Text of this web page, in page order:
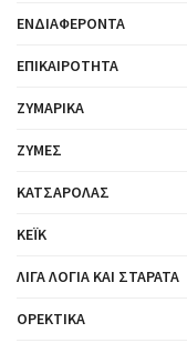
ΕΝΔΙΑΦΈΡΟΝΤΑ
ΕΠΙΚΑΙΡΌΤΗΤΑ
ΖΥΜΑΡΙΚΆ
ΖΎΜΕΣ
ΚΑΤΣΑΡΌΛΑΣ
ΚΈΙΚ
ΛΊΓΑ ΛΌΓΙΑ ΚΑΙ ΣΤΑΡΆΤΑ
ΟΡΕΚΤΙΚΆ